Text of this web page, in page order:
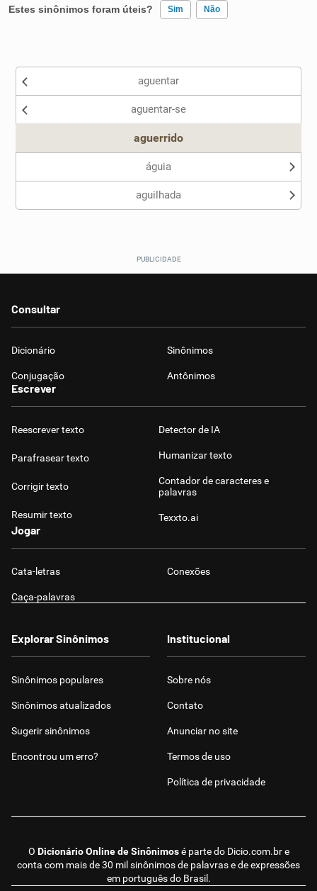
Estes sinônimos foram úteis? Sim Não
Nenhum dos sinônimos apresentados me ajudou
aguentar
aguentar-se
aguerrido
águia
aguilhada
Consultar
Dicionário Sinônimos
Conjugação Antônimos
Escrever
Reescrever texto
Parafrasear texto
Corrigir texto
Resumir texto
Detector de IA
Humanizar texto
Contador de caracteres e
palavras
Texxto.ai
Jogar
Cata-letras Conexões
Caça-palavras
O Dicionário Online de Sinônimosé parte do Dicio.com.bre
conta com mais de 30 mil sinônimos de palavras e de expressões
em português do Brasil.
Explorar Sinônimos
Sinônimos populares
Sinônimos atualizados
Sugerir sinônimos
Encontrou um erro?
Institucional
Sobre nós
Contato
Anunciar no site
Termos de uso
Política de privacidade